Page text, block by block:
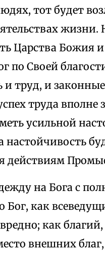
тот будет
жизни.
Царства Божия
Своей
труд, и
труда вполне
усильной
действиям
на Бога с
Бог, как
как
внешних